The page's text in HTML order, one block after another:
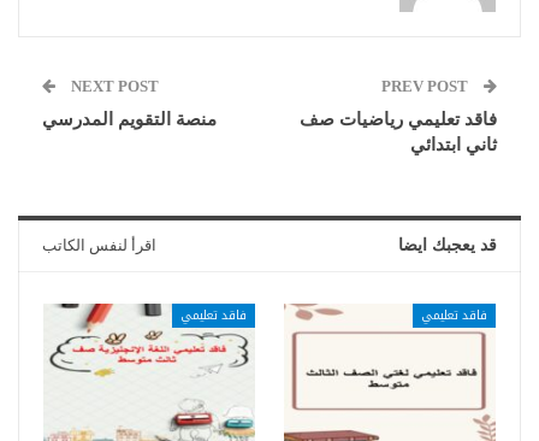
فاقد تعليمي رياضيات صف
ثاني ابتدائي
NEXT POST
منصة التقويم المدرسي
قد يعجبك ايضا اقرأ لنفس الكاتب
فاقد تعليمي فاقد تعليمي